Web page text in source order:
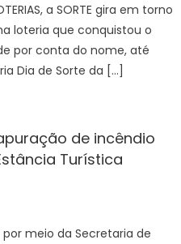
a SORTE gira em torno
loteria que conquistou o
por conta do nome, até
Dia de Sorte da […]
de incêndio
Turística
meio da Secretaria de